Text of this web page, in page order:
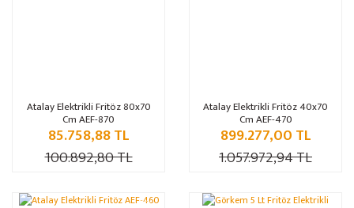
Atalay Elektrikli Fritöz 80x70
Cm AEF-870
85.758,88 TL
100.892,80 TL
Atalay Elektrikli Fritöz 40x70
Cm AEF-470
899.277,00 TL
1.057.972,94 TL